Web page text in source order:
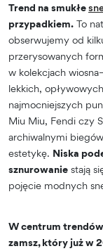
Trend na smukłe
przypadkiem. To
obserwujemy od
przerysowanych
w kolekcjach
lekkich,
najmocniejszych
Miu Miu, Fendi czy
archiwalnymi
estetykę. Niska
sznurowanie stają
pojęcie modnych
W centrum
zamsz, który już w